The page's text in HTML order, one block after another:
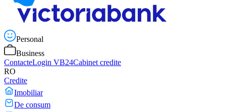
Personal
Business
ContacteLogin VB24Cabinet credite
RO
Credite
Imobiliar
De consum